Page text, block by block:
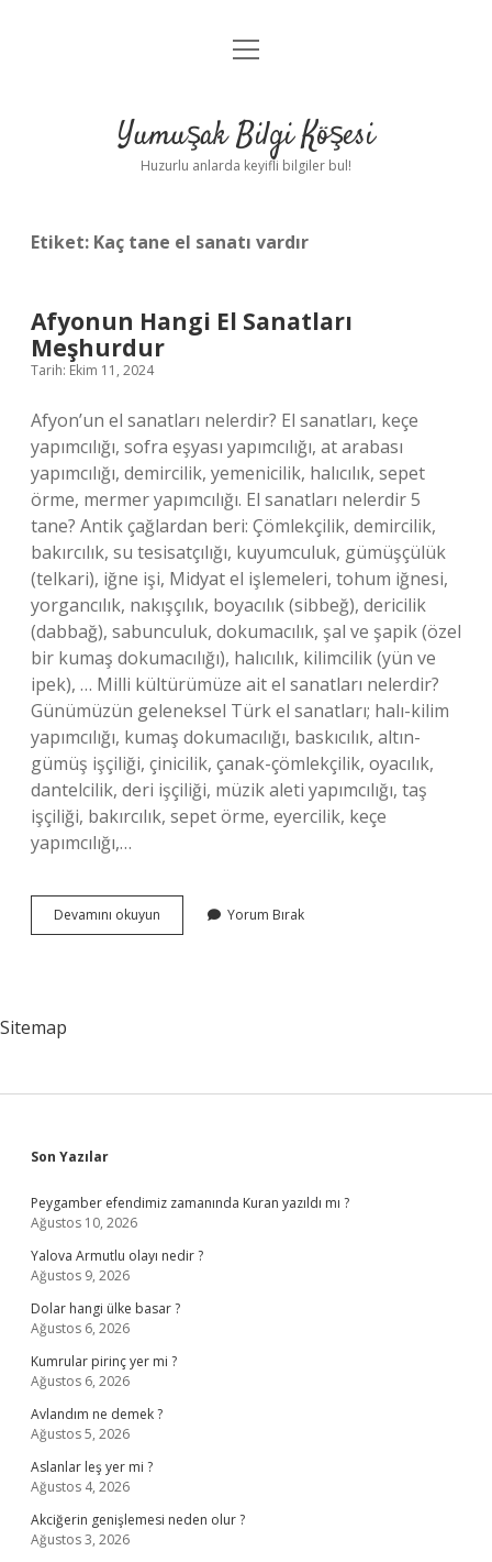
Anasayfa
Yasal Uyarı
menüyü
Yumuşak Bilgi Köşesi
Huzurlu anlarda keyifli bilgiler bul!
Etiket: Kaç tane el sanatı vardır
Afyonun Hangi El Sanatları
Meşhurdur
Tarih: Ekim 11, 2024
Afyon’un el sanatları nelerdir? El sanatları, keçe
yapımcılığı, sofra eşyası yapımcılığı, at arabası
yapımcılığı, demircilik, yemenicilik, halıcılık, sepet
örme, mermer yapımcılığı. El sanatları nelerdir 5
tane? Antik çağlardan beri: Çömlekçilik, demircilik,
bakırcılık, su tesisatçılığı, kuyumculuk, gümüşçülük
(telkari), iğne işi, Midyat el işlemeleri, tohum iğnesi,
yorgancılık, nakışçılık, boyacılık (sibbeğ), dericilik
(dabbağ), sabunculuk, dokumacılık, şal ve şapik (özel
bir kumaş dokumacılığı), halıcılık, kilimcilik (yün ve
ipek), … Milli kültürümüze ait el sanatları nelerdir?
Günümüzün geleneksel Türk el sanatları; halı-kilim
yapımcılığı, kumaş dokumacılığı, baskıcılık, altın-
gümüş işçiliği, çinicilik, çanak-çömlekçilik, oyacılık,
dantelcilik, deri işçiliği, müzik aleti yapımcılığı, taş
işçiliği, bakırcılık, sepet örme, eyercilik, keçe
yapımcılığı,…
Devamını okuyun Afyonun
Hangi
Yorum Bırak
Sitemap
Sidebar
Son Yazılar
Peygamber efendimiz zamanında Kuran yazıldı mı ?
Ağustos 10, 2026
Yalova Armutlu olayı nedir ?
Ağustos 9, 2026
Dolar hangi ülke basar ?
Ağustos 6, 2026
Kumrular pirinç yer mi ?
Ağustos 6, 2026
Avlandım ne demek ?
Ağustos 5, 2026
Aslanlar leş yer mi ?
Ağustos 4, 2026
Akciğerin genişlemesi neden olur ?
Ağustos 3, 2026